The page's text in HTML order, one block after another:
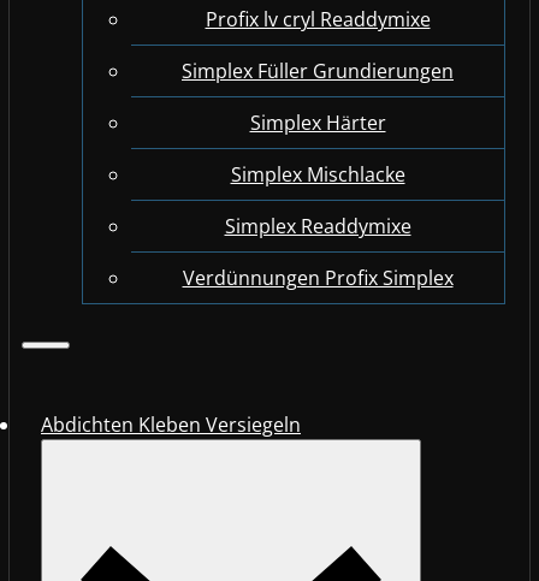
Profix lv cryl Readdymixe
Simplex Füller Grundierungen
Simplex Härter
Simplex Mischlacke
Simplex Readdymixe
Verdünnungen Profix Simplex
Abdichten Kleben Versiegeln